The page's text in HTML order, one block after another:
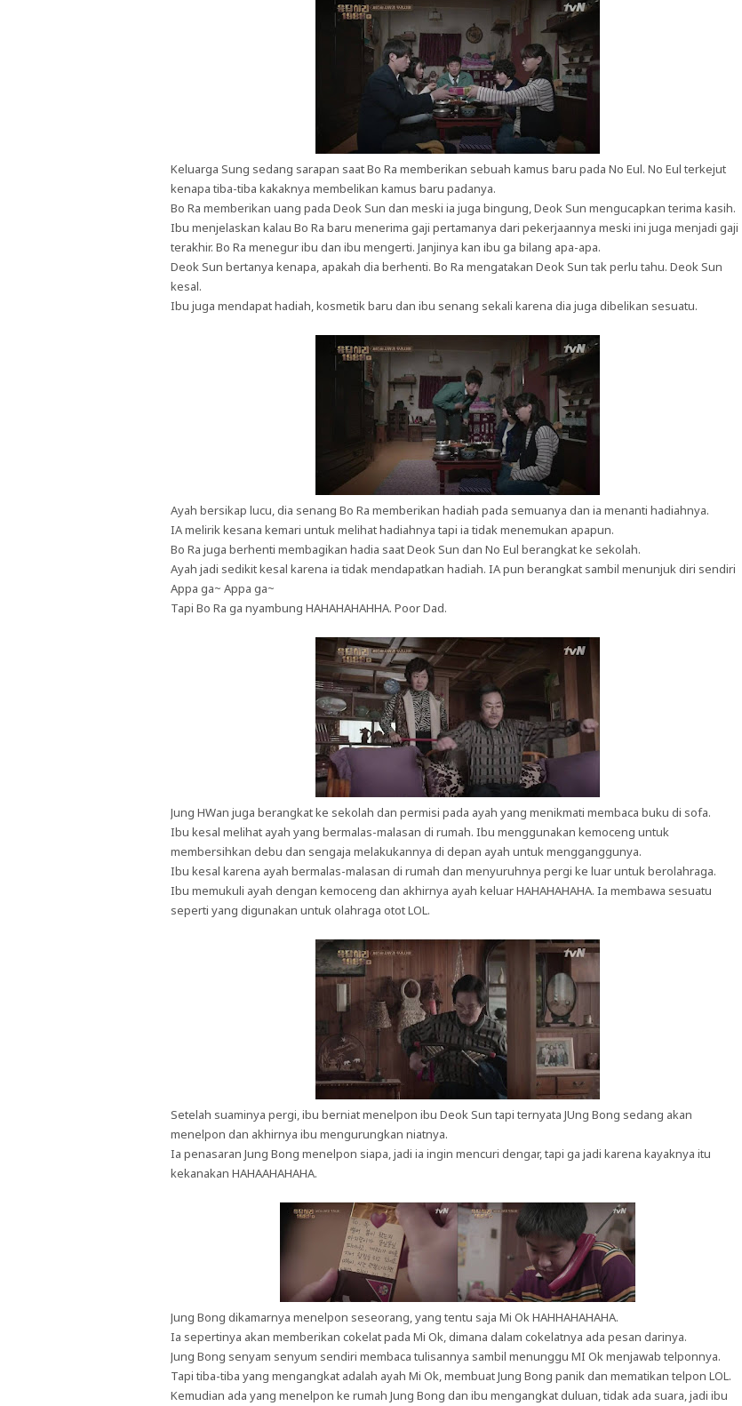
Keluarga Sung sedang sarapan saat Bo Ra memberikan sebuah kamus baru pada No Eul. No Eul terkejut
kenapa tiba-tiba kakaknya membelikan kamus baru padanya.
Bo Ra memberikan uang pada Deok Sun dan meski ia juga bingung, Deok Sun mengucapkan terima kasih.
Ibu menjelaskan kalau Bo Ra baru menerima gaji pertamanya dari pekerjaannya meski ini juga menjadi gaji
terakhir. Bo Ra menegur ibu dan ibu mengerti. Janjinya kan ibu ga bilang apa-apa.
Deok Sun bertanya kenapa, apakah dia berhenti. Bo Ra mengatakan Deok Sun tak perlu tahu. Deok Sun
kesal.
Ibu juga mendapat hadiah, kosmetik baru dan ibu senang sekali karena dia juga dibelikan sesuatu.
Ayah bersikap lucu, dia senang Bo Ra memberikan hadiah pada semuanya dan ia menanti hadiahnya.
IA melirik kesana kemari untuk melihat hadiahnya tapi ia tidak menemukan apapun.
Bo Ra juga berhenti membagikan hadia saat Deok Sun dan No Eul berangkat ke sekolah.
Ayah jadi sedikit kesal karena ia tidak mendapatkan hadiah. IA pun berangkat sambil menunjuk diri sendiri
Appa ga~ Appa ga~
Tapi Bo Ra ga nyambung HAHAHAHAHHA. Poor Dad.
Jung HWan juga berangkat ke sekolah dan permisi pada ayah yang menikmati membaca buku di sofa.
Ibu kesal melihat ayah yang bermalas-malasan di rumah. Ibu menggunakan kemoceng untuk
membersihkan debu dan sengaja melakukannya di depan ayah untuk mengganggunya.
Ibu kesal karena ayah bermalas-malasan di rumah dan menyuruhnya pergi ke luar untuk berolahraga.
Ibu memukuli ayah dengan kemoceng dan akhirnya ayah keluar HAHAHAHAHA. Ia membawa sesuatu
seperti yang digunakan untuk olahraga otot LOL.
Setelah suaminya pergi, ibu berniat menelpon ibu Deok Sun tapi ternyata JUng Bong sedang akan
menelpon dan akhirnya ibu mengurungkan niatnya.
Ia penasaran Jung Bong menelpon siapa, jadi ia ingin mencuri dengar, tapi ga jadi karena kayaknya itu
kekanakan HAHAAHAHAHA.
Jung Bong dikamarnya menelpon seseorang, yang tentu saja Mi Ok HAHHAHAHAHA.
Ia sepertinya akan memberikan cokelat pada Mi Ok, dimana dalam cokelatnya ada pesan darinya.
Jung Bong senyam senyum sendiri membaca tulisannya sambil menunggu MI Ok menjawab telponnya.
Tapi tiba-tiba yang mengangkat adalah ayah Mi Ok, membuat Jung Bong panik dan mematikan telpon LOL.
Kemudian ada yang menelpon ke rumah Jung Bong dan ibu mengangkat duluan, tidak ada suara, jadi ibu